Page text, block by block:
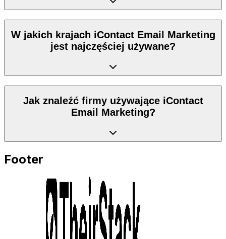
W jakich krajach iContact Email Marketing
jest najczęściej używane?
Jak znaleźć firmy używające iContact
Email Marketing?
Footer